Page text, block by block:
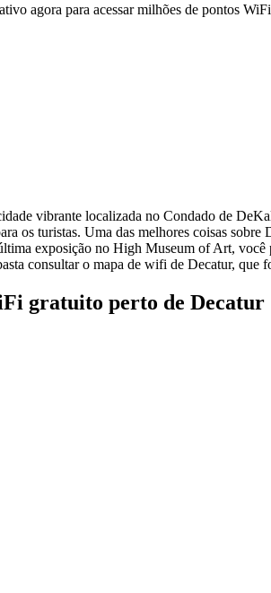
agora para acessar milhões de pontos
vibrante localizada no Condado de
os turistas. Uma das melhores coisas
exposição no High Museum of Art, você
consultar o mapa de wifi de Decatur,
gratuito perto de Decatur